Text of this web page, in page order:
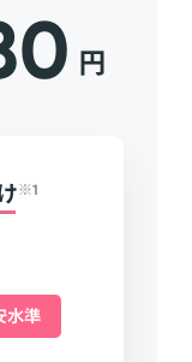
円
※1
水準